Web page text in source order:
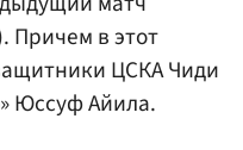
Причем в этот
ЦСКА Чиди
Юссуф Айила.